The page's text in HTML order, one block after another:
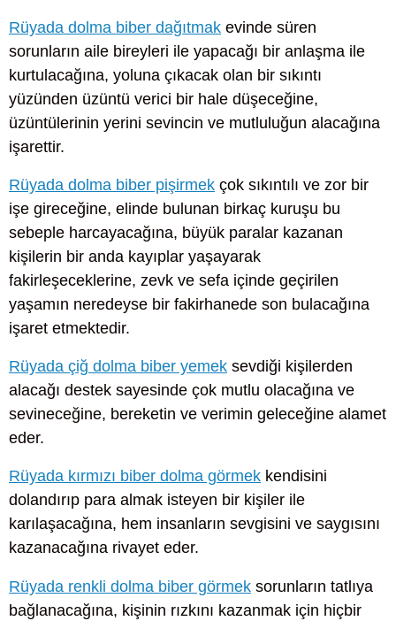
Rüyada dolma biber dağıtmak evinde süren
sorunların aile bireyleri ile yapacağı bir anlaşma ile
kurtulacağına, yoluna çıkacak olan bir sıkıntı
yüzünden üzüntü verici bir hale düşeceğine,
üzüntülerinin yerini sevincin ve mutluluğun alacağına
işarettir.
Rüyada dolma biber pişirmek çok sıkıntılı ve zor bir
işe gireceğine, elinde bulunan birkaç kuruşu bu
sebeple harcayacağına, büyük paralar kazanan
kişilerin bir anda kayıplar yaşayarak
fakirleşeceklerine, zevk ve sefa içinde geçirilen
yaşamın neredeyse bir fakirhanede son bulacağına
işaret etmektedir.
Rüyada çiğ dolma biber yemek sevdiği kişilerden
alacağı destek sayesinde çok mutlu olacağına ve
sevineceğine, bereketin ve verimin geleceğine alamet
eder.
Rüyada kırmızı biber dolma görmek kendisini
dolandırıp para almak isteyen bir kişiler ile
karılaşacağına, hem insanların sevgisini ve saygısını
kazanacağına rivayet eder.
Rüyada renkli dolma biber görmek sorunların tatlıya
bağlanacağına, kişinin rızkını kazanmak için hiçbir